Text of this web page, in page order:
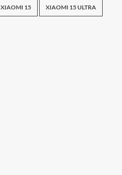
XIAOMI 15 XIAOMI 15 ULTRA